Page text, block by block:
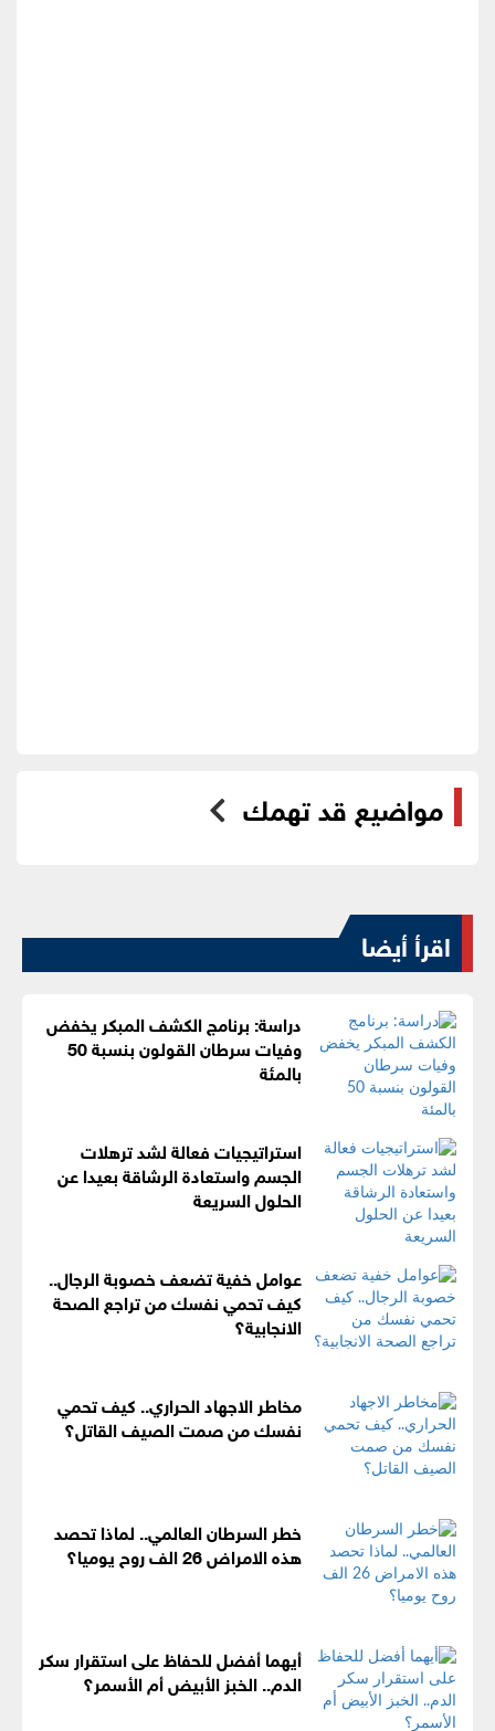
مواضيع قد تهمك
اقرأ أيضا
دراسة: برنامج الكشف المبكر يخفض
وفيات سرطان القولون بنسبة 50
بالمئة
استراتيجيات فعالة لشد ترهلات
الجسم واستعادة الرشاقة بعيدا عن
الحلول السريعة
عوامل خفية تضعف خصوبة الرجال..
كيف تحمي نفسك من تراجع الصحة
الانجابية؟
مخاطر الاجهاد الحراري.. كيف تحمي
نفسك من صمت الصيف القاتل؟
خطر السرطان العالمي.. لماذا تحصد
هذه الامراض 26 الف روح يوميا؟
أيهما أفضل للحفاظ على استقرار سكر
الدم.. الخبز الأبيض أم الأسمر؟